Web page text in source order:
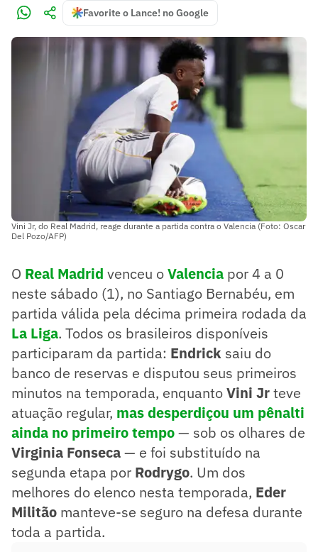
Favorite o Lance! no Google
Vini Jr, do Real Madrid, reage durante a partida contra o Valencia (Foto: Oscar
Del Pozo/AFP)
O Real Madrid venceu oValencia por 4 a 0
neste sábado (1), no Santiago Bernabéu, em
partida válida pela décima primeira rodada da
La Liga. Todos os brasileiros disponíveis
participaram da partida: Endrick saiu do
banco de reservas e disputou seus primeiros
minutos na temporada, enquantoVini Jrteve
atuação regular, mas desperdiçou um pênalti
ainda no primeiro tempo— sob os olhares de
Virginia Fonseca— e foi substituído na
segunda etapa por Rodrygo. Um dos
melhores do elenco nesta temporada, Eder
Militão manteve-se seguro na defesa durante
toda a partida.